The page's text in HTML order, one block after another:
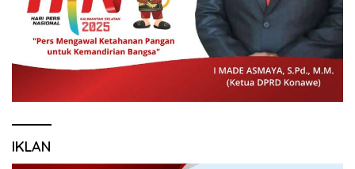
IKLAN